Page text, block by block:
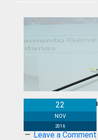
Boletín de
22
NOV
2016
Leave a Comment